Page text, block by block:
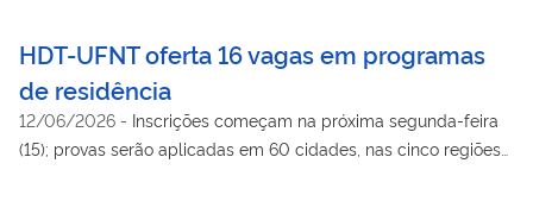
HDT-UFNT oferta 16 vagas em programas
de residência
12/06/2026 - Inscrições começam na próxima segunda-feira
(15); provas serão aplicadas em 60 cidades, nas cinco regiões